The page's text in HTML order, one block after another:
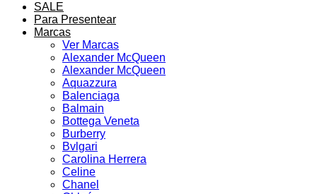
SALE
Para Presentear
Marcas
Ver Marcas
Alexander McQueen
Alexander McQueen
Aquazzura
Balenciaga
Balmain
Bottega Veneta
Burberry
Bvlgari
Carolina Herrera
Celine
Chanel